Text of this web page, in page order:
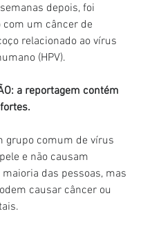
depois, foi
com um câncer de
relacionado ao vírus
(HPV).
a reportagem contém
grupo comum de vírus
e não causam
das pessoas, mas
causar câncer ou